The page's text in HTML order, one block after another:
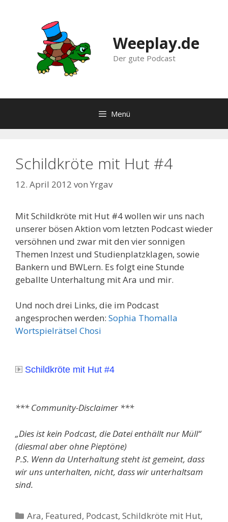
Weeplay.de
Der gute Podcast
Menü
Schildkröte mit Hut #4
12. April 2012 von Yrgav
Mit Schildkröte mit Hut #4 wollen wir uns nach
unserer bösen Aktion vom letzten Podcast wieder
versöhnen und zwar mit den vier sonnigen
Themen Inzest und Studienplatzklagen, sowie
Bankern und BWLern. Es folgt eine Stunde
geballte Unterhaltung mit Ara und mir.
Und noch drei Links, die im Podcast
angesprochen werden: Sophia Thomalla
Wortspielrätsel Chosi
Schildkröte mit Hut #4
*** Community-Disclaimer ***
„Dies ist kein Podcast, die Datei enthällt nur Müll“
(diesmal aber ohne Pieptöne)
P.S. Wenn da Unterhaltung steht ist gemeint, dass
wir uns unterhalten, nicht, dass wir unterhaltsam
sind.
Kategorien
Ara, Featured, Podcast,Schildkröte mit Hut,